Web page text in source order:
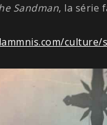
Sandman, la série
culture/